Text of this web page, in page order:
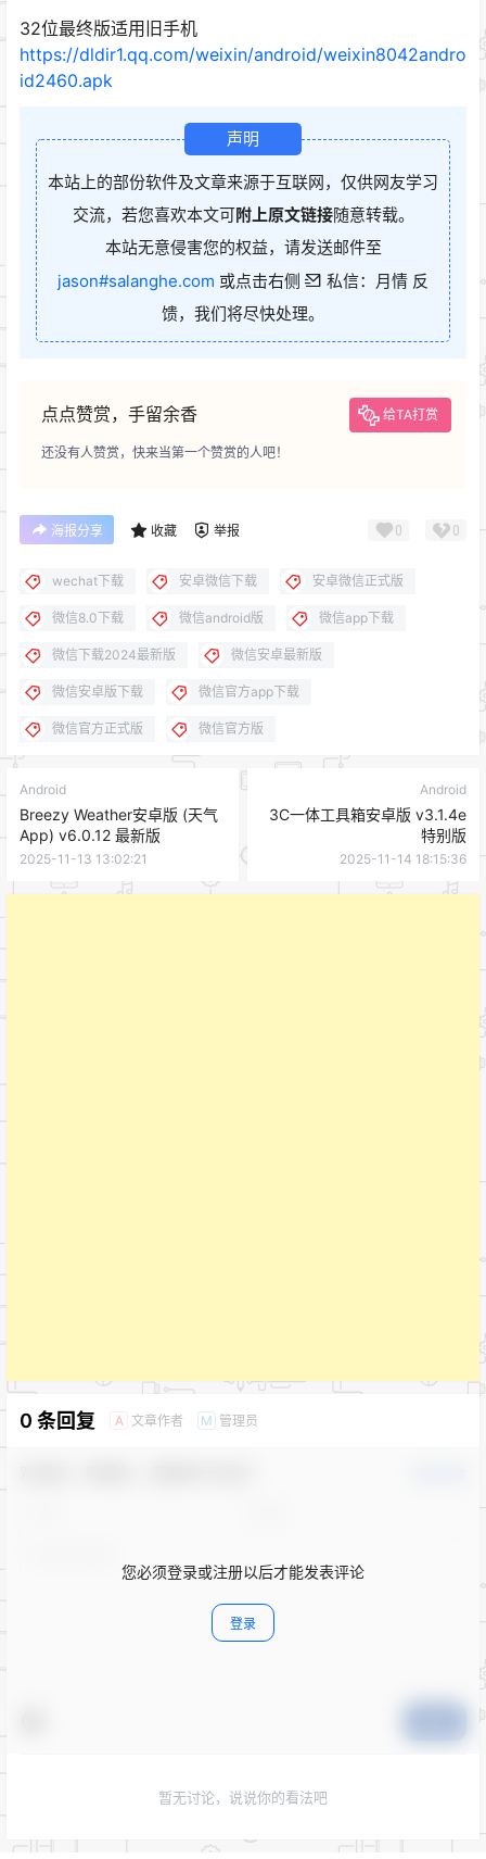
32位最终版适用旧手机
https://dldir1.qq.com/weixin/android/weixin8042andro
id2460.apk
声明
本站上的部份软件及文章来源于互联网，仅供网友学习
交流，若您喜欢本文可附上原文链接随意转载。
本站无意侵害您的权益，请发送邮件至
jason#salanghe.com 或点击右侧
私信：月情 反
馈，我们将尽快处理。
点点赞赏，手留余香 给TA打赏
还没有人赞赏，快来当第一个赞赏的人吧！
海报分享 收藏 举报 0 0
wechat下载 安卓微信下载 安卓微信正式版
微信8.0下载 微信android版 微信app下载
微信下载2024最新版 微信安卓最新版
微信安卓版下载 微信官方app下载
微信官方正式版 微信官方版
Android
Breezy Weather安卓版 (天气
App) v6.0.12 最新版
2025-11-13 13:02:21
Android
3C一体工具箱安卓版 v3.1.4e
特别版
2025-11-14 18:15:36
0 条回复 A 文章作者 M 管理员
您必须登录或注册以后才能发表评论
登录
暂无讨论，说说你的看法吧